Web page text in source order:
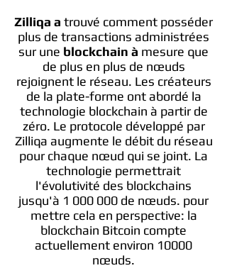
Zilliqa a trouvé comment posséder
plus de transactions administrées
sur une blockchain à mesure que
de plus en plus de nœuds
rejoignent le réseau. Les créateurs
de la plate-forme ont abordé la
technologie blockchain à partir de
zéro. Le protocole développé par
Zilliqa augmente le débit du réseau
pour chaque nœud qui se joint. La
technologie permettrait
l'évolutivité des blockchains
jusqu'à 1 000 000 de nœuds. pour
mettre cela en perspective: la
blockchain Bitcoin compte
actuellement environ 10000
nœuds.